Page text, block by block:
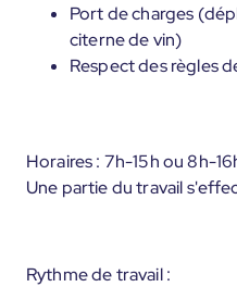
Port de charges
citerne de vin)
Respect des règles
Horaires : 7h-15h ou 8h-
Une partie du travail
Rythme de travail :